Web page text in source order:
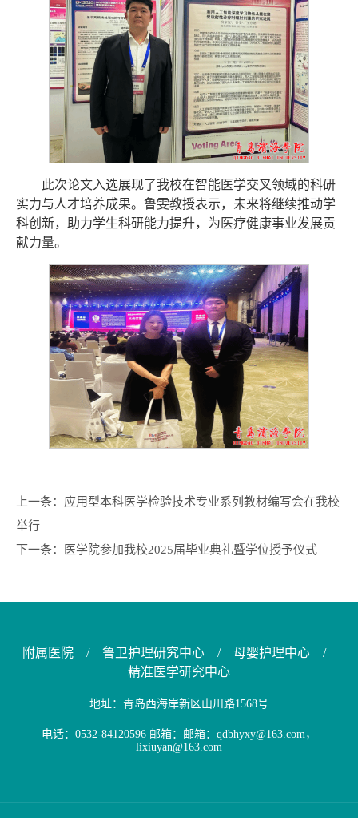
此次论文入选展现了我校在智能医学交叉领域的科研
实力与人才培养成果。鲁雯教授表示，未来将继续推动学
科创新，助力学生科研能力提升，为医疗健康事业发展贡
献力量。
上一条： 应用型本科医学检验技术专业系列教材编写会在我校
举行
下一条：
医学院参加我校2025届毕业典礼暨学位授予仪式
附属医院 / 鲁卫护理研究中心 / 母婴护理中心
/
精准医学研究中心
地址：青岛西海岸新区山川路1568号
电话：0532-84120596 邮箱：邮箱：qdbhyxy@163.com，
lixiuyan@163.com